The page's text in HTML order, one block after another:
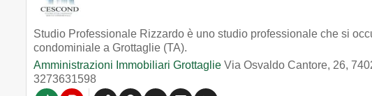
Studio Professionale Rizzardo è uno studio professionale che si
condominiale a Grottaglie (TA).
Amministrazioni Immobiliari Grottaglie Via Osvaldo Cantore, 26,
3273631598